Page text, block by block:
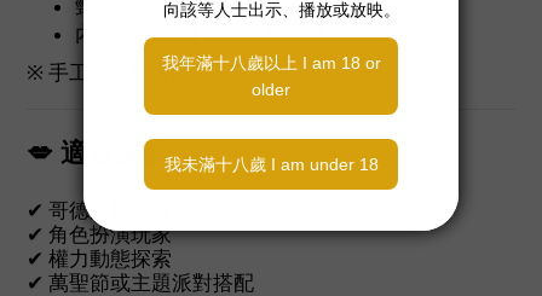
頸圍：可調式
內容物：頸圈 ×1、金屬拖鏈 ×1
※ 手工測量略有誤差屬正常範圍。
💋 適合族群
✔ 哥德風格愛好者
✔ 角色扮演玩家
✔ 權力動態探索
✔ 萬聖節或主題派對搭配